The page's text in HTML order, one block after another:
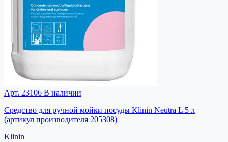
Арт. 23106 В наличии
Средство для ручной мойки посуды Klinin Neutra L 5 л
(артикул производителя 205308)
Klinin